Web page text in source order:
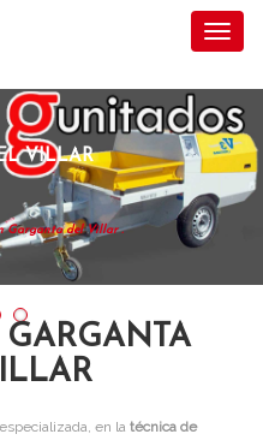
VILLAR
Garganta del Villar .
en la técnica de